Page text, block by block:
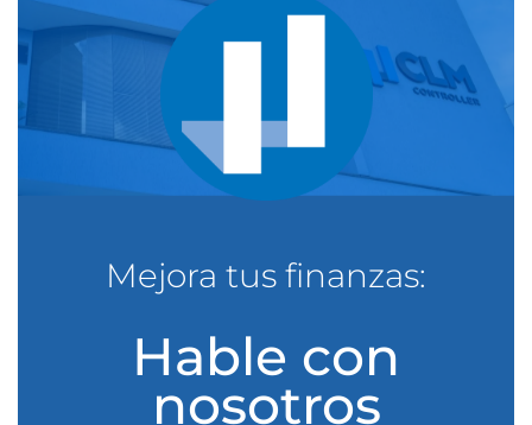
Mejora tus finanzas:
Hable con
nosotros